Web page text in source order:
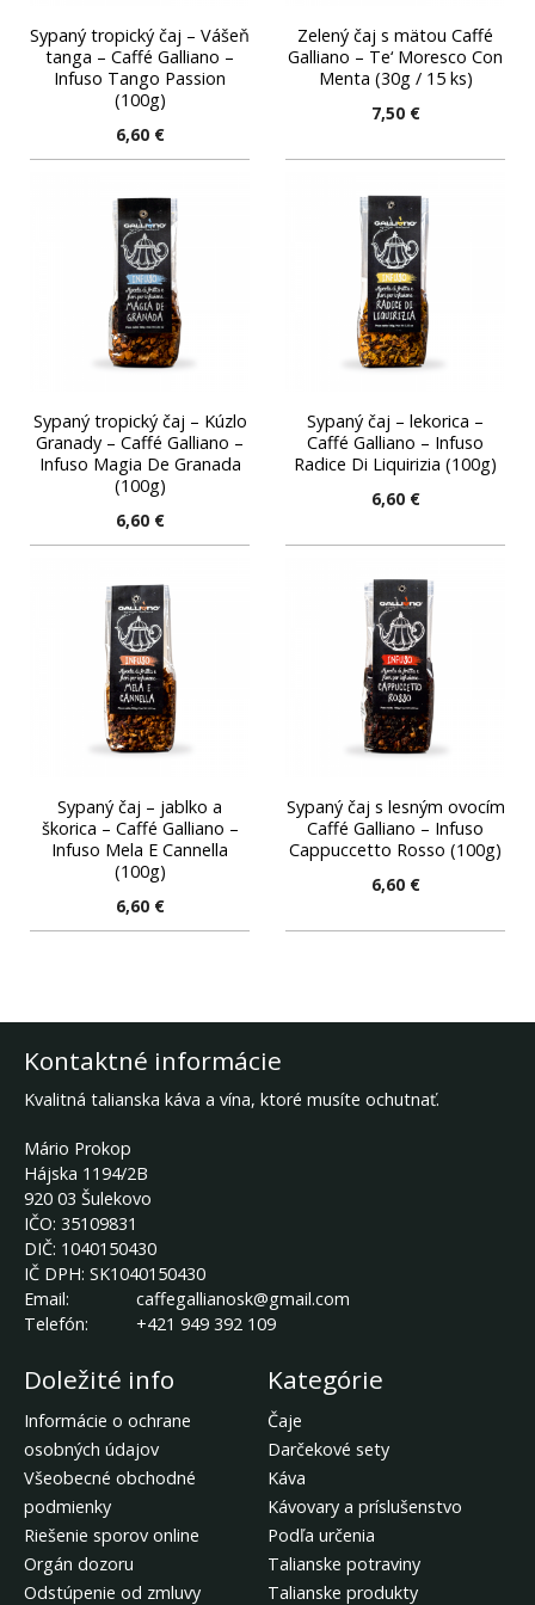
Sypaný tropický čaj – Vášeň
tanga – Caffé Galliano –
Infuso Tango Passion
(100g)
6,60 €
Zelený čaj s mätou Caffé
Galliano – Te‘ Moresco Con
Menta (30g / 15 ks)
7,50 €
Sypaný tropický čaj – Kúzlo
Granady – Caffé Galliano –
Infuso Magia De Granada
(100g)
6,60 €
Sypaný čaj – lekorica –
Caffé Galliano – Infuso
Radice Di Liquirizia (100g)
6,60 €
Sypaný čaj – jablko a
škorica – Caffé Galliano –
Infuso Mela E Cannella
(100g)
6,60 €
Sypaný čaj s lesným ovocím
Caffé Galliano – Infuso
Cappuccetto Rosso (100g)
6,60 €
Kontaktné informácie
Kvalitná talianska káva a vína, ktoré musíte ochutnať.
Mário Prokop
Hájska 1194/2B
920 03 Šulekovo
IČO: 35109831
DIČ: 1040150430
IČ DPH: SK1040150430
Email:
caffegallianosk@gmail.com
Telefón:
+421 949 392 109
Doležité info
Informácie o ochrane
osobných údajov
Všeobecné obchodné
podmienky
Riešenie sporov online
Orgán dozoru
Odstúpenie od zmluvy
Kategórie
Čaje
Darčekové sety
Káva
Kávovary a príslušenstvo
Podľa určenia
Talianske potraviny
Talianske produkty